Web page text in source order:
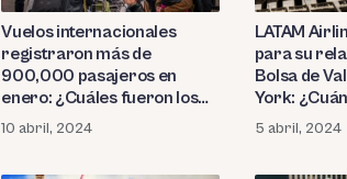
Vuelos internacionales
registraron más de
900,000 pasajeros en
enero: ¿Cuáles fueron los
principales destinos?
10 abril, 2024
LATAM
para su
Bolsa de
York:
proceso?
5 abril, 2024